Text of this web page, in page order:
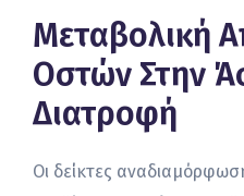
Μεταβολική
Οστών Στην
Διατροφή
Οι δείκτες